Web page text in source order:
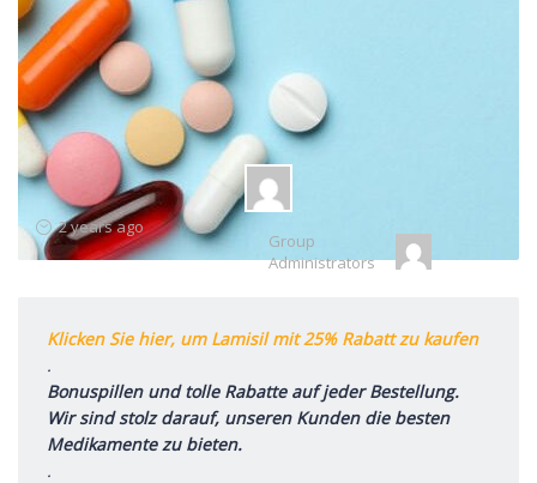
2 years ago
Group
Leadership
Group
Administrators
Klicken Sie hier, um Lamisil mit 25% Rabatt zu kaufen
.
Bonuspillen und tolle Rabatte auf jeder Bestellung.
Wir sind stolz darauf, unseren Kunden die besten
Medikamente zu bieten.
.